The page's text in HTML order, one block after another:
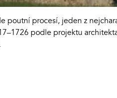
procesí, jeden z
podle projektu